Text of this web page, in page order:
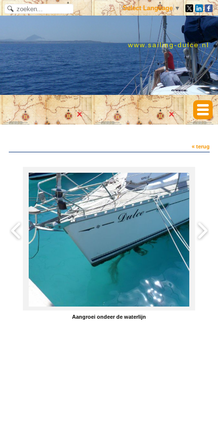
Select Language ▼
www.sailing-dulce.nl
« terug
Aangroei ondeer de waterlijn